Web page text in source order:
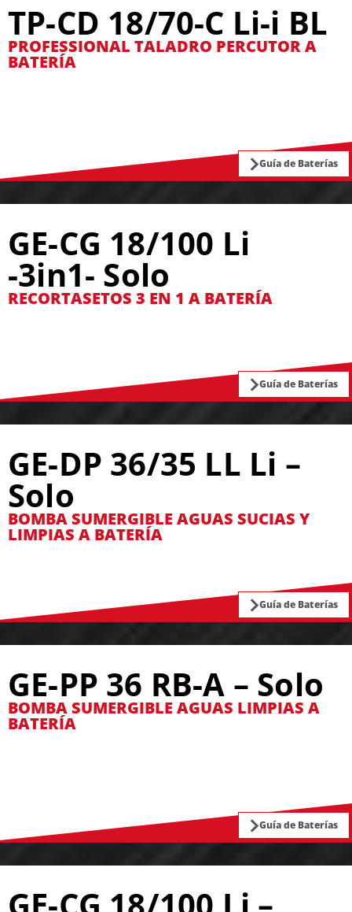
TP-CD 18/70-C Li-i BL
PROFESSIONAL TALADRO PERCUTOR A
BATERÍA
Guía de Baterías
GE-CG 18/100 Li
-3in1- Solo
RECORTASETOS 3 EN 1 A BATERÍA
Guía de Baterías
GE-DP 36/35 LL Li –
Solo
BOMBA SUMERGIBLE AGUAS SUCIAS Y
LIMPIAS A BATERÍA
Guía de Baterías
GE-PP 36 RB-A – Solo
BOMBA SUMERGIBLE AGUAS LIMPIAS A
BATERÍA
Guía de Baterías